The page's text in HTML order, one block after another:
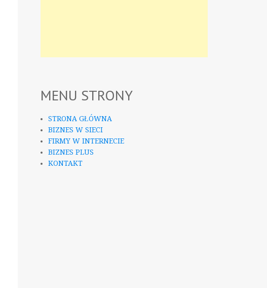
MENU STRONY
STRONA GŁÓWNA
BIZNES W SIECI
FIRMY W INTERNECIE
BIZNES PLUS
KONTAKT